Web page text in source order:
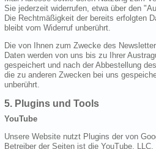
Sie jederzeit widerrufen, etwa über den
Die Rechtmäßigkeit der bereits erfolgten
bleibt vom Widerruf unberührt.
Die von Ihnen zum Zwecke des
Daten werden von uns bis zu Ihrer
gespeichert und nach der Abbestellung
die zu anderen Zwecken bei uns
unberührt.
5. Plugins und Tools
YouTube
Unsere Website nutzt Plugins der von
Betreiber der Seiten ist die YouTube,